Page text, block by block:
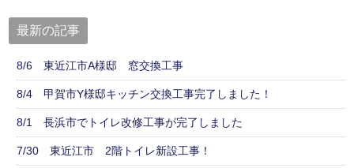
最新の記事
8/6 東近江市A様邸 窓交換工事
8/4 甲賀市Y様邸キッチン交換工事完了しました！
8/1 長浜市でトイレ改修工事が完了しました
7/30 東近江市 2階トイレ新設工事！